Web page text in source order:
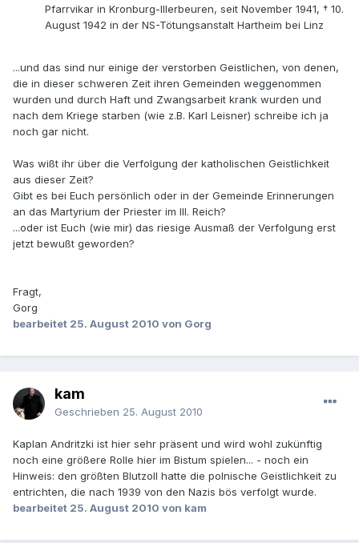
Pfarrvikar in Kronburg-Illerbeuren, seit November 1941, † 10.
August 1942 in der NS-Tötungsanstalt Hartheim bei Linz
...und das sind nur einige der verstorben Geistlichen, von denen,
die in dieser schweren Zeit ihren Gemeinden weggenommen
wurden und durch Haft und Zwangsarbeit krank wurden und
nach dem Kriege starben (wie z.B. Karl Leisner) schreibe ich ja
noch gar nicht.
Was wißt ihr über die Verfolgung der katholischen Geistlichkeit
aus dieser Zeit?
Gibt es bei Euch persönlich oder in der Gemeinde Erinnerungen
an das Martyrium der Priester im III. Reich?
...oder ist Euch (wie mir) das riesige Ausmaß der Verfolgung erst
jetzt bewußt geworden?
Fragt,
Gorg
bearbeitet 25. August 2010 von Gorg
kam
Geschrieben 25. August 2010
Kaplan Andritzki ist hier sehr präsent und wird wohl zukünftig
noch eine größere Rolle hier im Bistum spielen... - noch ein
Hinweis: den größten Blutzoll hatte die polnische Geistlichkeit zu
entrichten, die nach 1939 von den Nazis bös verfolgt wurde.
bearbeitet 25. August 2010 von kam